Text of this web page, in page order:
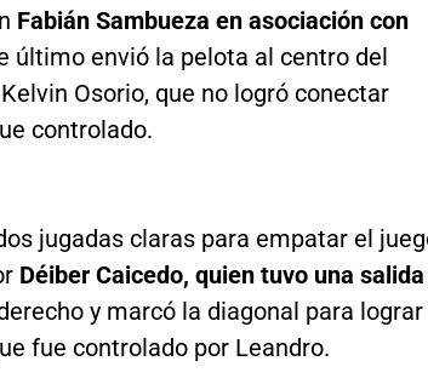
Fabián Sambueza en asociación con
último envió la pelota al centro del
Osorio, que no logró conectar
controlado.
jugadas claras para empatar el
Déiber Caicedo, quien tuvo una salida
y marcó la diagonal para lograr
fue controlado por Leandro.